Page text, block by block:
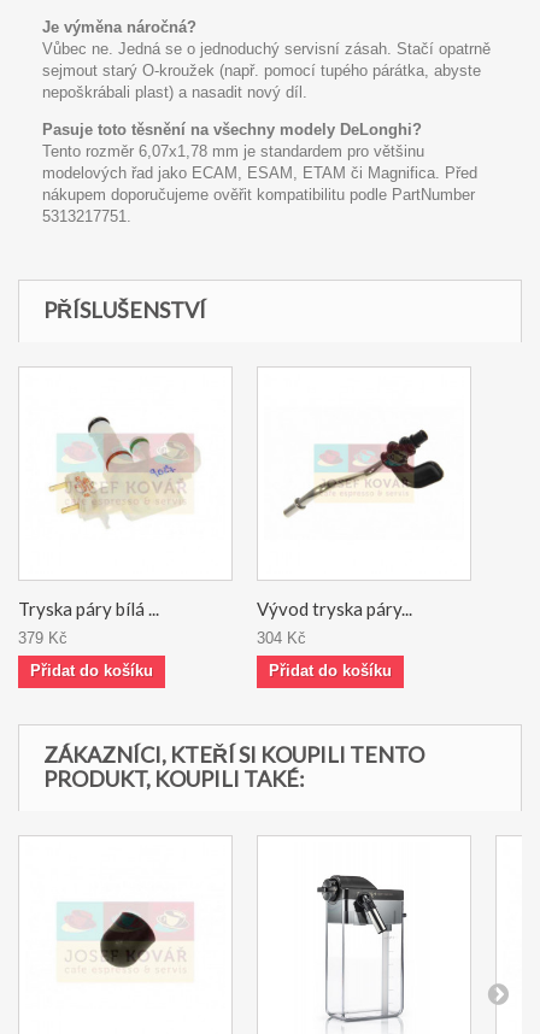
Je výměna náročná?
Vůbec ne. Jedná se o jednoduchý servisní zásah. Stačí opatrně
sejmout starý O-kroužek (např. pomocí tupého párátka, abyste
nepoškrábali plast) a nasadit nový díl.
Pasuje toto těsnění na všechny modely DeLonghi?
Tento rozměr 6,07x1,78 mm je standardem pro většinu
modelových řad jako ECAM, ESAM, ETAM či Magnifica. Před
nákupem doporučujeme ověřit kompatibilitu podle PartNumber
5313217751.
PŘÍSLUŠENSTVÍ
Tryska páry bílá ...
379 Kč
Přidat do košíku
Vývod tryska páry...
304 Kč
Přidat do košíku
ZÁKAZNÍCI, KTEŘÍ SI KOUPILI TENTO
PRODUKT, KOUPILI TAKÉ: